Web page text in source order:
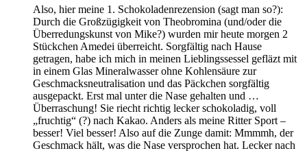
Also, hier meine 1. Schokoladenrezension (sagt man so?):
Durch die Großzügigkeit von Theobromina (und/oder die
Überredungskunst von Mike?) wurden mir heute morgen 2
Stückchen Amedei überreicht. Sorgfältig nach Hause
getragen, habe ich mich in meinen Lieblingssessel gefläzt mit
in einem Glas Mineralwasser ohne Kohlensäure zur
Geschmacksneutralisation und das Päckchen sorgfältig
ausgepackt. Erst mal unter die Nase gehalten und …
Überraschung! Sie riecht richtig lecker schokoladig, voll
„fruchtig“ (?) nach Kakao. Anders als meine Ritter Sport –
besser! Viel besser! Also auf die Zunge damit: Mmmmh, der
Geschmack hält, was die Nase versprochen hat. Lecker nach